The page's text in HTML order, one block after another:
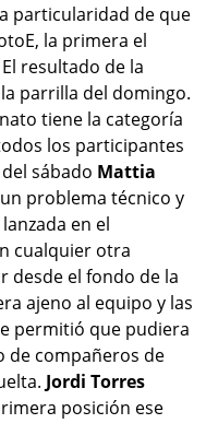
particularidad de que
la primera el
resultado de la
parrilla del domingo.
tiene la categoría
los participantes
sábado Mattia
problema técnico y
en el
cualquier otra
desde el fondo de la
ajeno al equipo y las
permitió que pudiera
de compañeros de
Jordi Torres
posición ese